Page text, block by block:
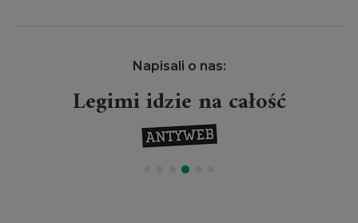
Napisali o nas:
Legimi idzie na całość